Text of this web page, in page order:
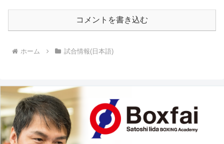
コメントを書き込む
ホーム 試合情報(日本語)